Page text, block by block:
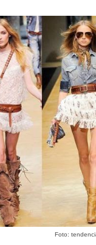
Foto: